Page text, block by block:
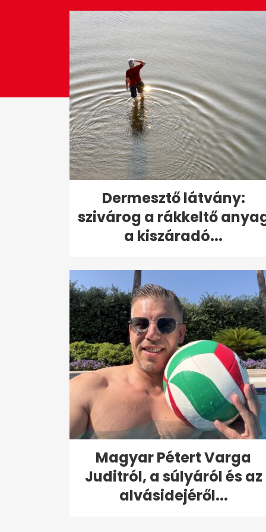
0%
Dermesztő látvány:
szivárog a rákkeltő
a kiszáradó...
Magyar Pétert Varga
Juditról, a súlyáról és az
alvásidejéről...